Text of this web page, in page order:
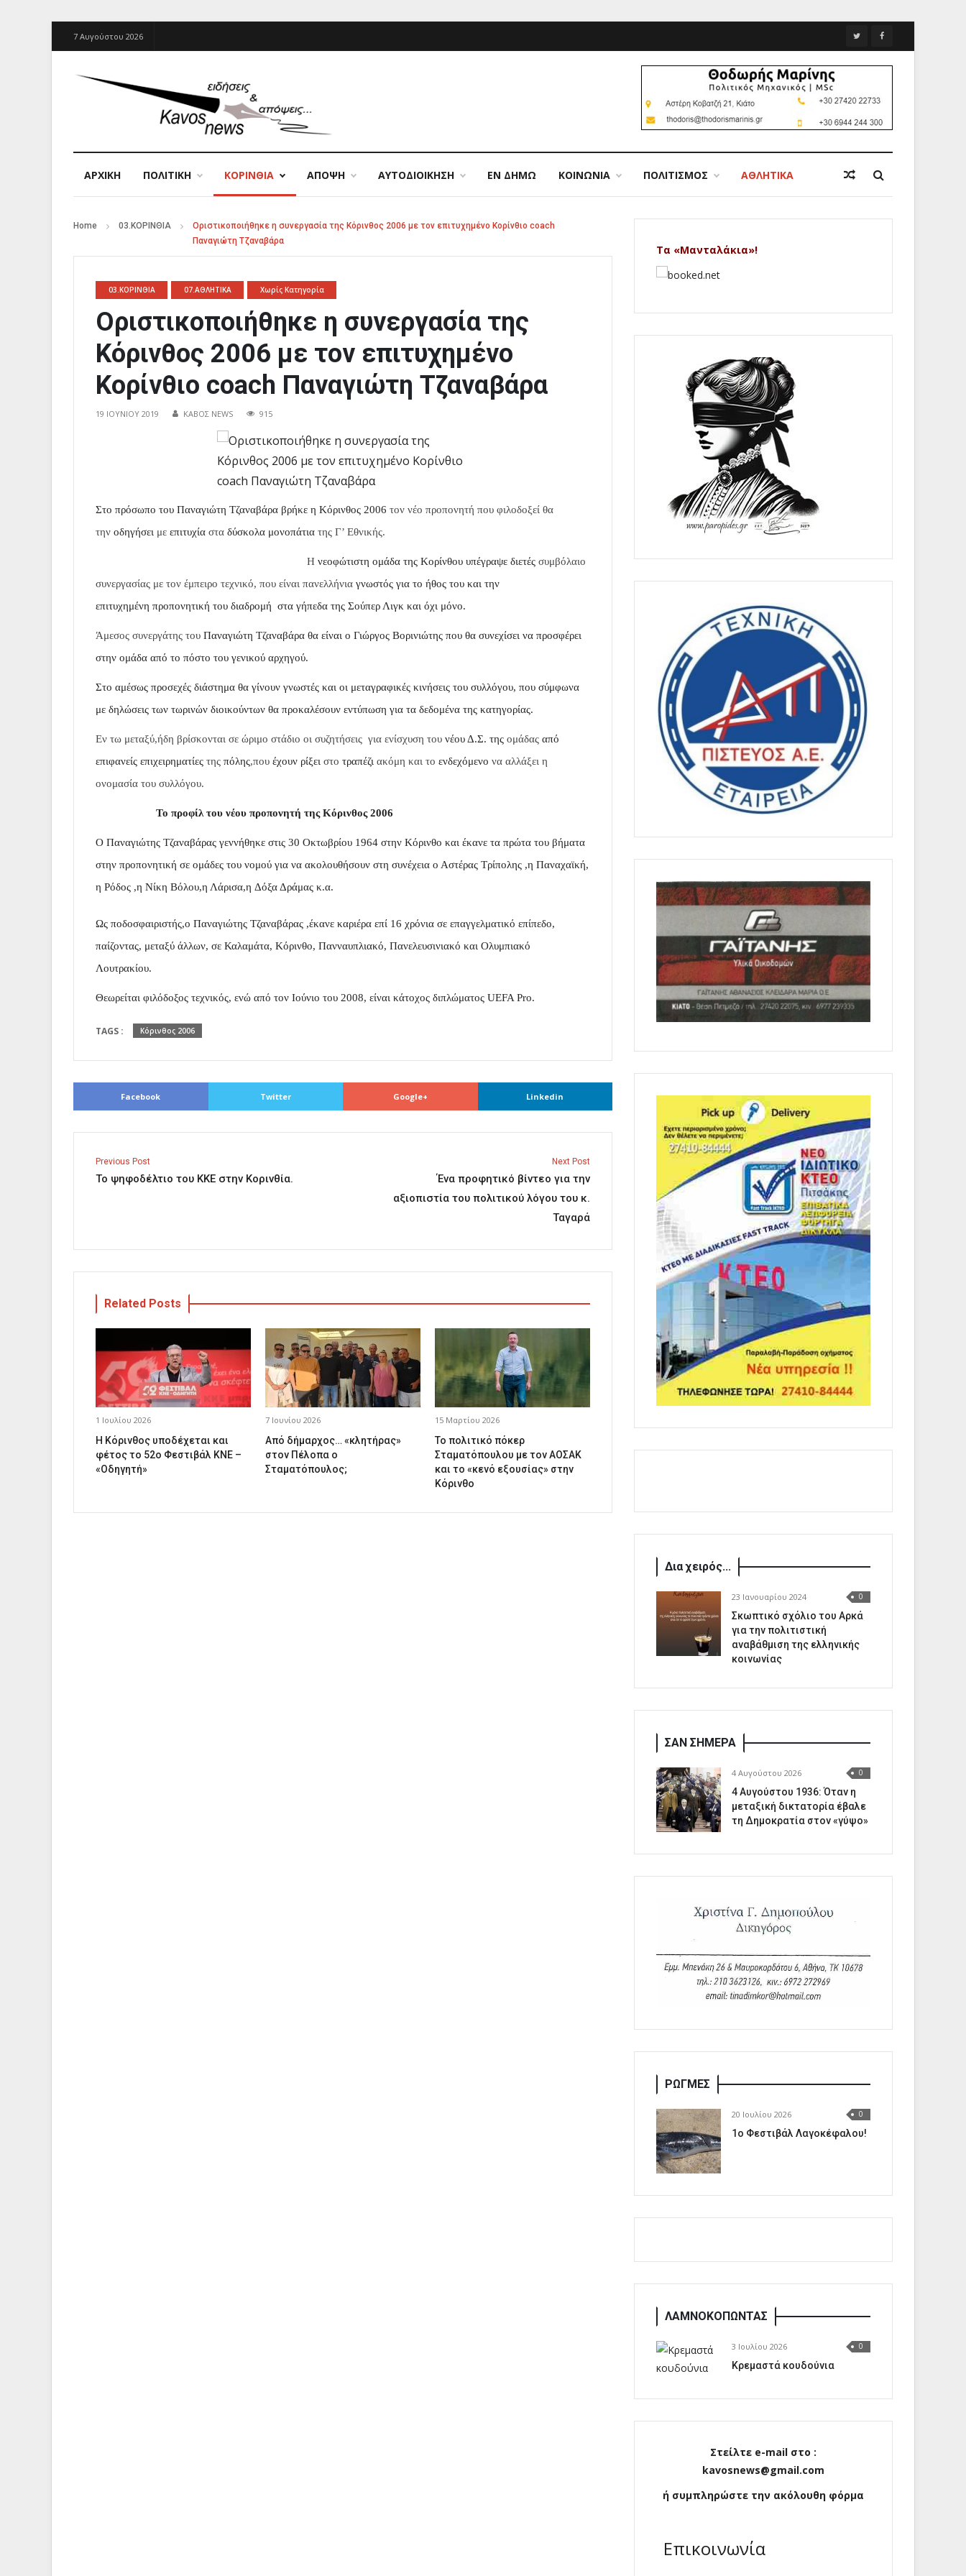
7 Αυγούστου 2026
ΑΡΧΙΚΉ ΠΟΛΙΤΙΚΗ ΚΟΡΙΝΘΙΑ ΑΠΟΨΗ ΑΥΤΟΔΙΟΙΚΗΣΗ ΕΝ ΔΗΜΩ ΚΟΙΝΩΝΙΑ ΠΟΛΙΤΙΣΜΟΣ ΑΘΛΗΤΙΚΑ
Home 03.ΚΟΡΙΝΘΙΑ
Οριστικοποιήθηκε η συνεργασία της Κόρινθος 2006 με τον επιτυχημένο Κορίνθιο coach
Παναγιώτη Τζαναβάρα
03.ΚΟΡΙΝΘΙΑ 07.ΑΘΛΗΤΙΚΑ Χωρίς Κατηγορία
Οριστικοποιήθηκε η συνεργασία της
Κόρινθος 2006 με τον επιτυχημένο
Κορίνθιο coach Παναγιώτη Τζαναβάρα
19 ΙΟΥΝΊΟΥ 2019 ΚΑΒΟΣ NEWS 915
Στο πρόσωπο του Παναγιώτη Τζαναβάρα βρήκε η Κόρινθος 2006 τον νέο προπονητή που φιλοδοξεί θα
την οδηγήσει με επιτυχία στα δύσκολα μονοπάτια της Γ’ Εθνικής.
Η νεοφώτιστη ομάδα της Κορίνθου υπέγραψε διετές συμβόλαιο
συνεργασίας με τον έμπειρο τεχνικό, που είναι πανελλήνια γνωστός για το ήθος του και την
επιτυχημένη προπονητική του διαδρομή στα γήπεδα της Σούπερ Λιγκ και όχι μόνο.
Άμεσος συνεργάτης του Παναγιώτη Τζαναβάρα θα είναι ο Γιώργος Βορινιώτης που θα συνεχίσει να προσφέρει
στην ομάδα από το πόστο του γενικού αρχηγού.
Στο αμέσως προσεχές διάστημα θα γίνουν γνωστές και οι μεταγραφικές κινήσεις του συλλόγου, που σύμφωνα
με δηλώσεις των τωρινών διοικούντων θα προκαλέσουν εντύπωση για τα δεδομένα της κατηγορίας.
Εν τω μεταξύ,ήδη βρίσκονται σε ώριμο στάδιο οι συζητήσεις για ενίσχυση του νέου Δ.Σ. της ομάδας από
επιφανείς επιχειρηματίες της πόλης,που έχουν ρίξει στο τραπέζι ακόμη και το ενδεχόμενο να αλλάξει η
ονομασία του συλλόγου.
Το προφίλ του νέου προπονητή της Κόρινθος 2006
Ο Παναγιώτης Τζαναβάρας γεννήθηκε στις 30 Οκτωβρίου 1964 στην Κόρινθο και έκανε τα πρώτα του βήματα
στην προπονητική σε ομάδες του νομού για να ακολουθήσουν στη συνέχεια ο Αστέρας Τρίπολης ,η Παναχαϊκή,
η Ρόδος ,η Νίκη Βόλου,η Λάρισα,η Δόξα Δράμας κ.α.
Ως ποδοσφαιριστής,ο Παναγιώτης Τζαναβάρας ,έκανε καριέρα επί 16 χρόνια σε επαγγελματικό επίπεδο,
παίζοντας, μεταξύ άλλων, σε Καλαμάτα, Κόρινθο, Πανναυπλιακό, Πανελευσινιακό και Ολυμπιακό
Λουτρακίου.
Θεωρείται φιλόδοξος τεχνικός, ενώ από τον Ιούνιο του 2008, είναι κάτοχος διπλώματος UEFA Pro.
TAGS : Κόρινθος 2006
Facebook Twitter Google+ Linkedin
Previous Post
Το ψηφοδέλτιο του ΚΚΕ στην Κορινθία.
Next Post
Ένα προφητικό βίντεο για την
αξιοπιστία του πολιτικού λόγου του κ.
Ταγαρά
Related Posts
1 Ιουλίου 2026
Η Κόρινθος υποδέχεται και
φέτος το 52ο Φεστιβάλ ΚΝΕ –
«Οδηγητή»
7 Ιουνίου 2026
Από δήμαρχος… «κλητήρας»
στον Πέλοπα ο
Σταματόπουλος;
15 Μαρτίου 2026
Το πολιτικό πόκερ
Σταματόπουλου με τον ΑΟΣΑΚ
και το «κενό εξουσίας» στην
Κόρινθο
Τα «Μανταλάκια»!
Δια χειρός...
23 Ιανουαρίου 2024 0
Σκωπτικό σχόλιο του Αρκά
για την πολιτιστική
αναβάθμιση της ελληνικής
κοινωνίας
ΣΑΝ ΣΗΜΕΡΑ
4 Αυγούστου 2026 0
4 Αυγούστου 1936: Όταν η
μεταξική δικτατορία έβαλε
τη Δημοκρατία στον «γύψο»
ΡΩΓΜΕΣ
20 Ιουλίου 2026 0
1o Φεστιβάλ Λαγοκέφαλου!
ΛΑΜΝΟΚΟΠΩΝΤΑΣ
3 Ιουλίου 2026 0
Κρεμαστά κουδούνια
Στείλτε e-mail στο :
kavosnews@gmail.com
ή συμπληρώστε την ακόλουθη φόρμα
Επικοινωνία